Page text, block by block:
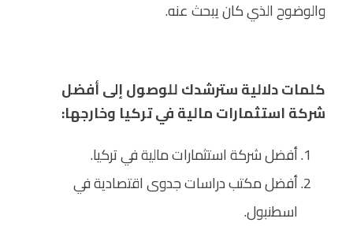
والوضوح الذي كان يبحث عنه.
كلمات دلالية سترشدك للوصول إلى أفضل
شركة استثمارات مالية في تركيا وخارجها:
أفضل شركة استثمارات مالية في تركيا.
أفضل مكتب دراسات جدوى اقتصادية في
اسطنبول.